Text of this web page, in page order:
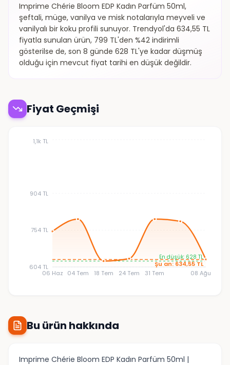
Imprime Chérie Bloom EDP Kadın Parfüm 50ml,
şeftali, müge, vanilya ve misk notalarıyla meyveli ve
vanilyalı bir koku profili sunuyor. Trendyol'da 634,55 TL
fiyatla sunulan ürün, 799 TL'den %42 indirimli
gösterilse de, son 8 günde 628 TL'ye kadar düşmüş
olduğu için mevcut fiyat tarihi en düşük değildir.
Fiyat Geçmişi
06 Haz 04 Tem 18 Tem 24 Tem 31 Tem 08 Ağu
604 TL
754 TL
904 TL
1,1k TL
Şu an: 634,55 TL
En düşük: 628 TL
Bu ürün hakkında
Imprime Chérie Bloom EDP Kadın Parfüm 50ml |